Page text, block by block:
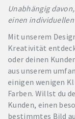
Unabhängig
einen individuellen
Mit unserem
Kreativität
oder deinen
aus unserem
einigen wenigen
Farben. Willst du
Kunden, einen
bestimmtes Bild